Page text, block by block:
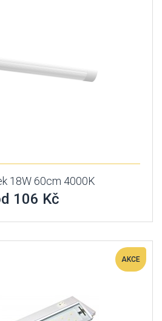
18W 60cm 4000K
106 Kč
AKCE